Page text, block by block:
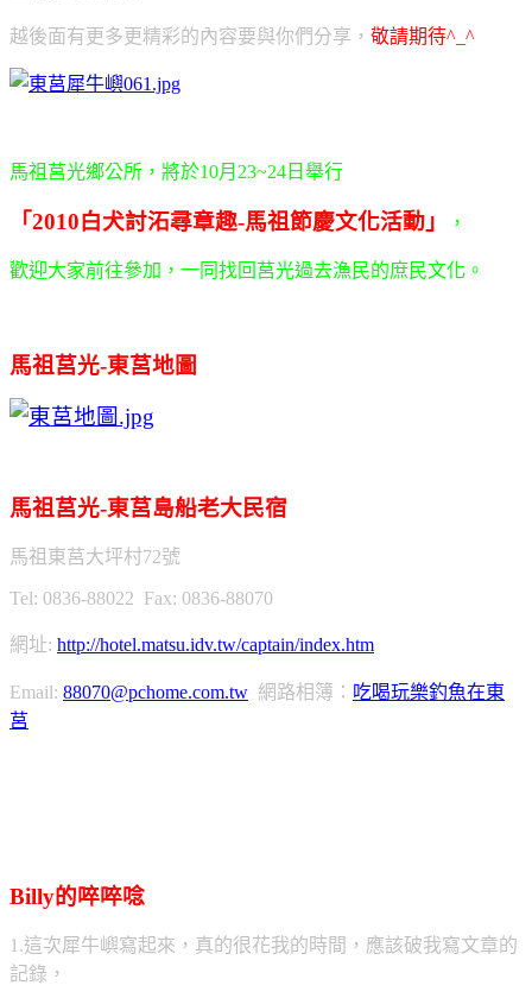
越後面有更多更精彩的內容要與你們分享， 敬請期待^_^
馬祖莒光鄉公所，將於10月23~24日舉行
「2010白犬討沰尋章趣-馬祖節慶文化活動」 ，
歡迎大家前往參加，一同找回莒光過去漁民的庶民文化。
馬祖莒光-東莒地圖
馬祖莒光-東莒島船老大民宿
馬祖東莒大坪村72號
Tel: 0836-88022 Fax: 0836-88070
網址: http://hotel.matsu.idv.tw/captain/index.htm
Email: 88070@pchome.com.tw 網路相簿： 吃喝玩樂釣魚在東
莒
Billy的啐啐唸
1.這次犀牛嶼寫起來，真的很花我的時間，應該破我寫文章的
記錄，